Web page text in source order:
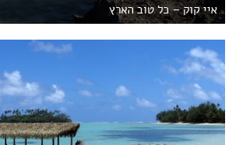
איי קוק – כל טוב הארץ